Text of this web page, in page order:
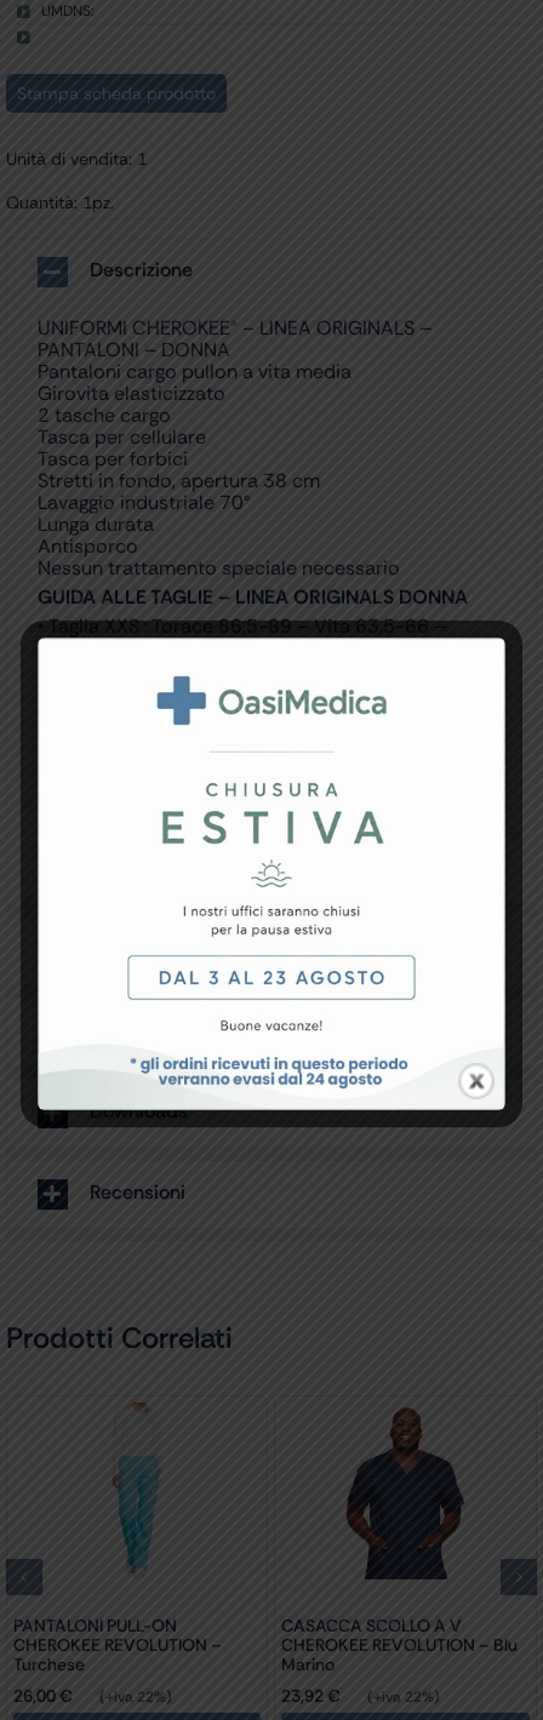
UMDNS:
Stampa scheda prodotto
Unità di vendita: 1
Quantità: 1pz.
Descrizione
UNIFORMI CHEROKEE® – LINEA ORIGINALS –
PANTALONI – DONNA
Pantaloni cargo pullon a vita media
Girovita elasticizzato
2 tasche cargo
Tasca per cellulare
Tasca per forbici
Stretti in fondo, apertura 38 cm
Lavaggio industriale 70°
Lunga durata
Antisporco
Nessun trattamento speciale necessario
GUIDA ALLE TAGLIE – LINEA ORIGINALS DONNA
• Taglia XXS : Torace 86,5-89 – Vita 63,5-66 –
Bacino 86,5-89
• Taglia XS : Torace 91,5-94 – Vita 68,5-71 – Bacino
• Taglia S – Torace 96,5-99 – Vita 73,5-76 – Bacino
• Taglia M : Torace 101,5-106,5 – Vita 78,5-84 –
Bacino 101,5-106,5
• Taglia L : Torace 109-114,5 – Vita 86,5-91,5 –
Bacino 109-114,5
• Taglia XL : Torace 117-122 – Vita 94-99 – Bacino
Specifiche Tecniche
Resi e Garanzia
Downloads
Recensioni
Prodotti Correlati
A V
– Blu
PANTALONI CHEROKEE
REVOLUTION DONNA CON
COULISSE – Blu Marino
26,56
(+iva 22%)
Questo
PANTALONI CON
CHEROKEE
26,56
Questo